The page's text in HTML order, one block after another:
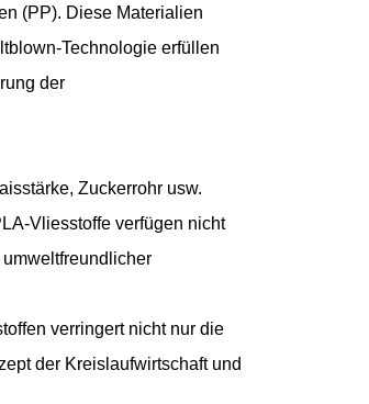
(PP). Diese Materialien
Technologie erfüllen
der
Zuckerrohr usw.
Vliesstoffe verfügen nicht
verringert nicht nur die
der Kreislaufwirtschaft und